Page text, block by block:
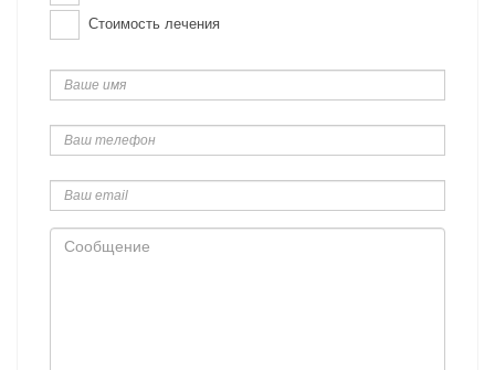
Стоимость лечения
имя
телефон
email
Сообщение